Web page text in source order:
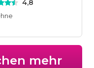
4,8
mehr